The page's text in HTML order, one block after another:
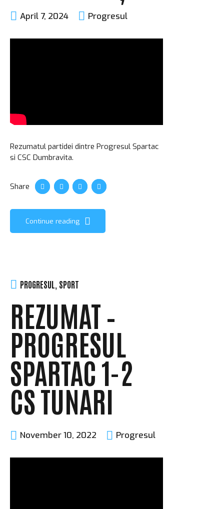
April 7, 2024 Progresul
Rezumatul partidei dintre Progresul Spartac
si CSC Dumbravita.
Share
Continue reading
PROGRESUL SPORT
REZUMAT –
PROGRESUL
SPARTAC 1-2
CS TUNARI
November 10, 2022 Progresul